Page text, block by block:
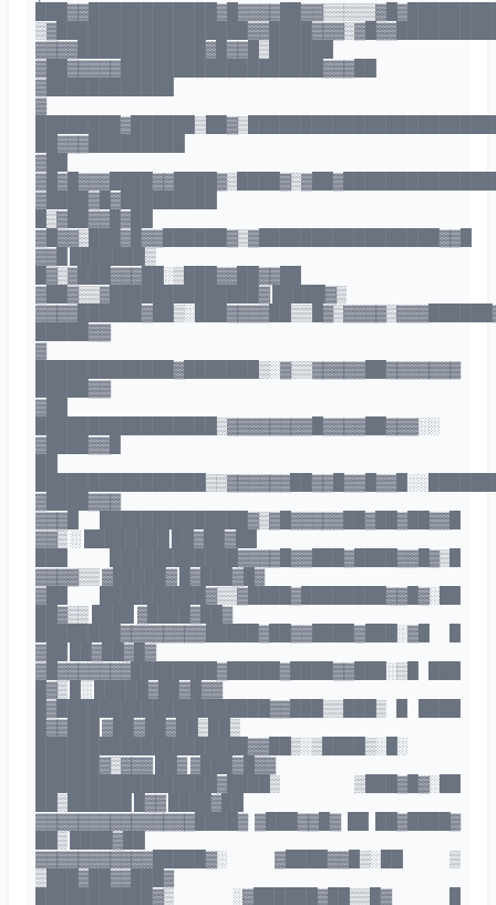
▓▓▓▓████████████▓█▓▓█▒██████
▓██▓▓▓▓▓███████████████████▓▓▓██
▓████████████
▓
██▓▓▓█████████
▓██
▓████▓█▓█████████
█▒▓██▓▓█▓██
▓█▓▓▒███▓█▓▓██████▓▒▓█████████████████▓▓█
▓▓█ ███████▒
█▓▒▓███▓▓▓██░▒███▓▓██▓▓██
▓██▓▒▒▓██████████████▓ █████▓▒
█████▓▓
▓
█████████████▓███████▒░▓▒▒▓▓▓▓▓██▓▓▓▓▓▓▓
█████▓▓
▓██
█████████████████▒▓▓▓▓▓▓▓▓█▓▓▓▓██▓▓▓░░
▓████▓▓█
▓████▓▓▓
▓▓▓█ ██████████████▓▒▓█▓▓▓▓▓██▓██▓██▓▓█
▓▓▒ ░ ████████ ██▓██▓██
███ ████████████▓▓▓▓█▓▓███▓████▓▓█▓▒█
▓▓▓▓▒▒ ▓█████▓ █▓███▓█▓
▓██ ██████████▓▒▒▓████▓████████▓▓█▓░██
██▓▒▒ ████ ▓████▓██▓
████████▓▓▓▓▓▓▓▓█████▓██▓▓████▓███░▓█ █
▓██ ██▓██▓█▓
▓█▓▓▓▓▓▓▓████████▓█████▓████▓▓███░▒█ ███
█▓▒ █░ █████▓██▓█▓▓
█▓████████████████████▓▓███▒▒███▒ █ ████
█▓▓███ ▓██▓██▓██▒██▒
████████████████████▓▓██▒░▒████▒░█░
██████▓▒▓▓▓ ██▓ ▓███▓█▓▓
█████████████████▓████▒ ▒███▓█▓░██
██▒██████ █▓▓ ████▓██
▓▓▓▓▓▓▓▓▓▓▓▓▓▓▓████▓ ▓███▓▓█▓ ██ ██▓████▓
██▒ ████▓██
▓▓▓▓▓▓▓▓▓▓▓█████▓░ ▓████▓▓█▒░██ ▒
▒███▓██▓▓███▓
███████████▓▒ ░▓██████▓██▒▒█▓ █